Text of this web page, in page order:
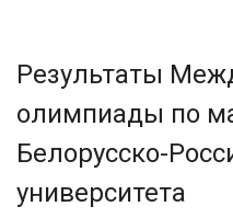
Результаты
олимпиады по
Белорусско-
университета